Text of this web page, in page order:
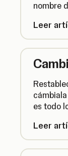
nombre
Leer
es todo
Leer